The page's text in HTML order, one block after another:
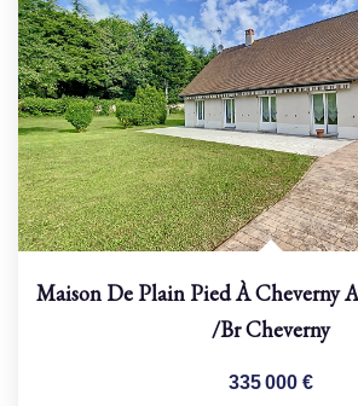
Nos Actualités
Nos Témoignages
Contact
ESPACE CLIENT
/brCheverny
335 000 €